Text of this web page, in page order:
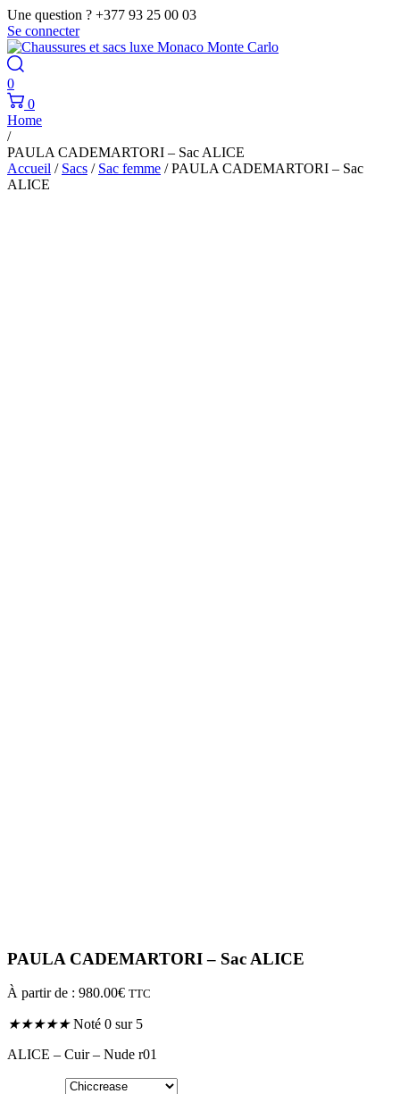
Une question ? +377 93 25 00 03
Se connecter
0
0
Home
/
PAULA CADEMARTORI – Sac ALICE
Accueil / Sacs / Sac femme / PAULA CADEMARTORI – Sac
ALICE
PAULA CADEMARTORI – Sac ALICE
À partir de : 980.00€ TTC
★★★★★ Noté 0 sur 5
ALICE – Cuir – Nude r01